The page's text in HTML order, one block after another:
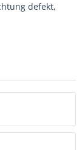
defekt,